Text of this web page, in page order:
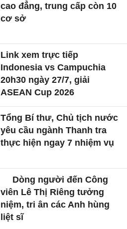
cao đẳng, trung cấp còn 10
cơ sở
Link xem trực tiếp
Indonesia vs Campuchia
20h30 ngày 27/7, giải
ASEAN Cup 2026
Tổng Bí thư, Chủ tịch nước
yêu cầu ngành Thanh tra
thực hiện ngay 7 nhiệm vụ
Dòng người đến Công
viên Lê Thị Riêng tưởng
niệm, tri ân các Anh hùng
liệt sĩ